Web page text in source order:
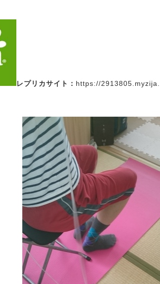
レプリカサイト： https://